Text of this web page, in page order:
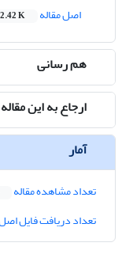
اصل مقاله
K
هم رسانی
ارجاع به این مقاله
آمار
تعداد مشاهده مقاله
تعداد دریافت فایل